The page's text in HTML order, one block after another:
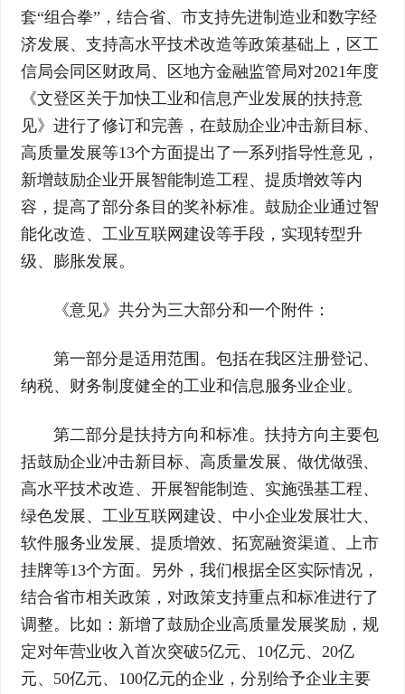
套“组合拳”，结合省、市支持先进制造业和数字经
济发展、支持高水平技术改造等政策基础上，区工
信局会同区财政局、区地方金融监管局对2021年度
《文登区关于加快工业和信息产业发展的扶持意
见》进行了修订和完善，在鼓励企业冲击新目标、
高质量发展等13个方面提出了一系列指导性意见，
新增鼓励企业开展智能制造工程、提质增效等内
容，提高了部分条目的奖补标准。鼓励企业通过智
能化改造、工业互联网建设等手段，实现转型升
级、膨胀发展。
《意见》共分为三大部分和一个附件：
第一部分是适用范围。包括在我区注册登记、
纳税、财务制度健全的工业和信息服务业企业。
第二部分是扶持方向和标准。扶持方向主要包
括鼓励企业冲击新目标、高质量发展、做优做强、
高水平技术改造、开展智能制造、实施强基工程、
绿色发展、工业互联网建设、中小企业发展壮大、
软件服务业发展、提质增效、拓宽融资渠道、上市
挂牌等13个方面。另外，我们根据全区实际情况，
结合省市相关政策，对政策支持重点和标准进行了
调整。比如：新增了鼓励企业高质量发展奖励，规
定对年营业收入首次突破5亿元、10亿元、20亿
元、50亿元、100亿元的企业，分别给予企业主要